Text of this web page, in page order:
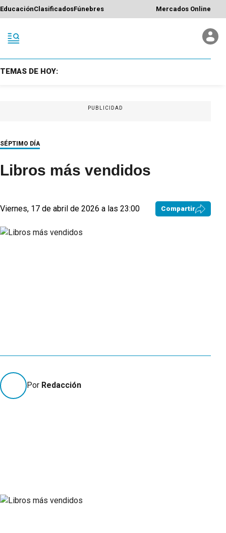
EducaciónClasificadosFúnebres Mercados Online
TEMAS DE HOY:
PUBLICIDAD
SÉPTIMO DÍA
Libros más vendidos
Viernes, 17 de abril de 2026 a las 23:00 Compartir
Por Redacción